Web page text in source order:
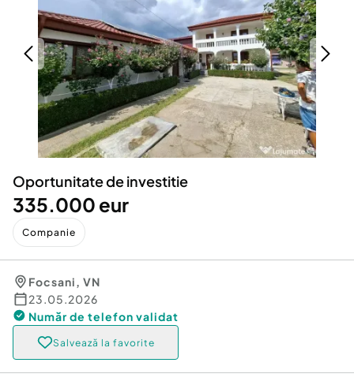
Servicii
Animale de companie
Afaceri și echipamente profesionale
Inchiriere Bunuri si Vehicule
Utilaje agricole si industriale
Piese auto si accesorii
Dacia Duster
Oportunitate de investitie
335.000 eur
Companie
Focsani, VN
23.05.2026
Număr de telefon validat
Salvează la favorite